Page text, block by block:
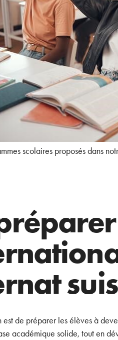
scolaires proposés dans
est de préparer les élèves à
académique solide, tout en